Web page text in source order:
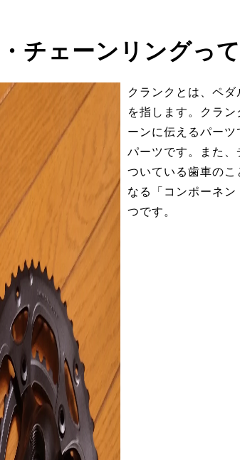
チェーンリングっ
クランクとは、ペ
を指します。クラ
ーンに伝えるパー
パーツです。また
ついている歯車のこ
なる「コンポーネ
つです。